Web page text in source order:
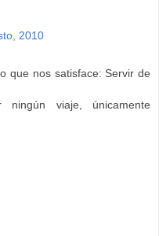
2010
que nos satisface: Servir de
viaje, únicamente